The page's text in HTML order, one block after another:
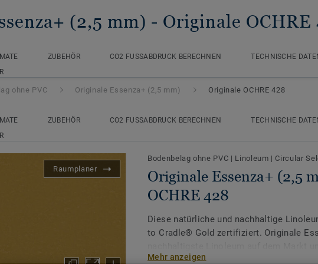
(2,5 mm) - Originale OCHRE
ZUBEHÖR CO2 FUSSABDRUCK BERECHNEN
TECHNISCHE
ohne PVC Originale Essenza+ (2,5 mm) Originale OCHRE 428
ZUBEHÖR CO2 FUSSABDRUCK BERECHNEN
TECHNISCHE
Raumplaner
Bodenbelag ohne PVC | Linoleum | Circular
Originale Essenza+ (2,5
OCHRE 428
Diese natürliche und nachhaltige
to Cradle® Gold zertifiziert. Originale
natürlichen Rohstoffen und zu 77 % aus
Mehr anzeigen